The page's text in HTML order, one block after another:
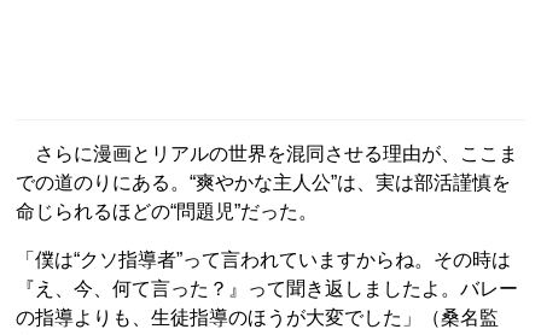
さらに漫画とリアルの世界を混同させる理由が、ここま
での道のりにある。“爽やかな主人公”は、実は部活謹慎を
命じられるほどの“問題児”だった。
「僕は“クソ指導者”って言われていますからね。その時は
『え、今、何て言った？』って聞き返しましたよ。バレー
の指導よりも、生徒指導のほうが大変でした」（桑名監